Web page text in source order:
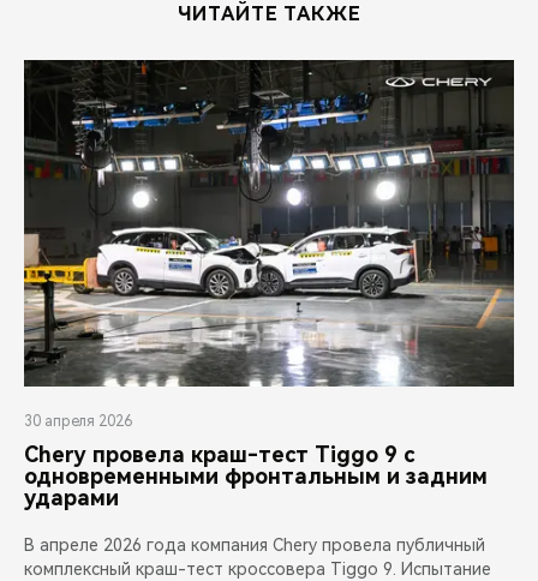
ЧИТАЙТЕ ТАКЖЕ
30 апреля 2026
Chery провела краш-тест Tiggo 9 с
одновременными фронтальным и задним
ударами
В апреле 2026 года компания Chery провела публичный
комплексный краш-тест кроссовера Tiggo 9. Испытание